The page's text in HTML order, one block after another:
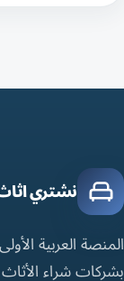
نشتري
المنصة العربية
بشركات شراء